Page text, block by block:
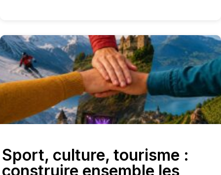
Sport, culture, tourisme :
construire ensemble les